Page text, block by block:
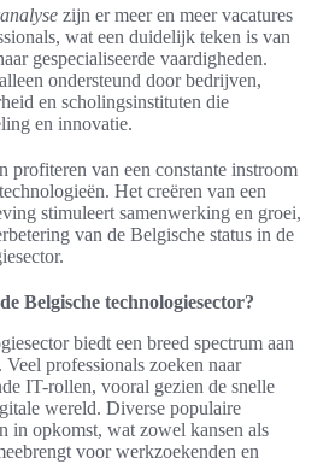
zijn er meer en meer vacatures
wat een duidelijk teken is van
gespecialiseerde vaardigheden.
ondersteund door bedrijven,
en scholingsinstituten die
en innovatie.
profiteren van een constante instroom
Het creëren van een
stimuleert samenwerking en groei,
van de Belgische status in de
Belgische technologiesector?
biedt een breed spectrum aan
professionals zoeken naar
IT-rollen, vooral gezien de snelle
wereld. Diverse populaire
in opkomst, wat zowel kansen als
voor werkzoekenden en